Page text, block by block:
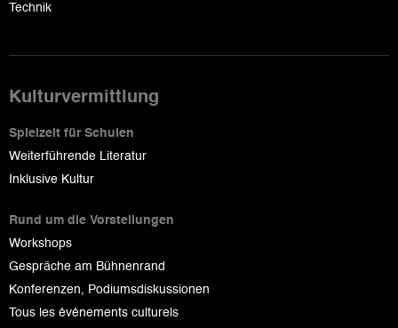
Technik
Kulturvermittlung
Spielzeit für Schulen
Weiterführende Literatur
Inklusive Kultur
Rund um die Vorstellungen
Workshops
Gespräche am Bühnenrand
Konferenzen, Podiumsdiskussionen
Tous les événements culturels